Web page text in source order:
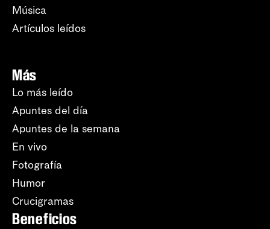
Música
Artículos leídos
Más
Lo más leído
Apuntes del día
Apuntes de la semana
En vivo
Fotografía
Humor
Crucigramas
Beneficios